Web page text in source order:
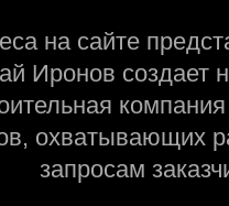
на сайте
Иронов создает
охватывающих
запросам